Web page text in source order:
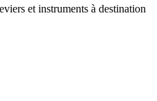
et instruments à destination